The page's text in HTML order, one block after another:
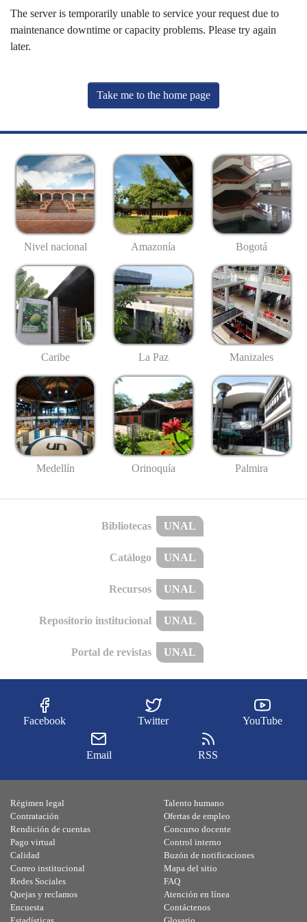
The server is temporarily unable to service your request due to
maintenance downtime or capacity problems. Please try again
later.
Take me to the home page
Nivel nacional Amazonía Bogotá
Caribe La Paz Manizales
Medellín Orinoquía Palmira
Bibliotecas UNAL
Catálogo UNAL
Recursos UNAL
Repositorio institucional UNAL
Portal de revistas UNAL
Facebook Twitter YouTube
Email RSS
Régimen legal
Contratación
Rendición de cuentas
Pago virtual
Calidad
Talento humano
Ofertas de empleo
Concurso docente
Control interno
Buzón de notificaciones
Correo institucional
Redes Sociales
Quejas y reclamos
Encuesta
Mapa del sitio
FAQ
Atención en línea
Contáctenos